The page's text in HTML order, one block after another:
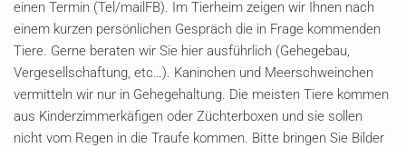
einen Termin (Tel/mailFB). Im Tierheim zeigen wir Ihnen nach
einem kurzen persönlichen Gespräch die in Frage kommenden
Tiere. Gerne beraten wir Sie hier ausführlich (Gehegebau,
Vergesellschaftung, etc…). Kaninchen und Meerschweinchen
vermitteln wir nur in Gehegehaltung. Die meisten Tiere kommen
aus Kinderzimmerkäfigen oder Züchterboxen und sie sollen
nicht vom Regen in die Traufe kommen. Bitte bringen Sie Bilder